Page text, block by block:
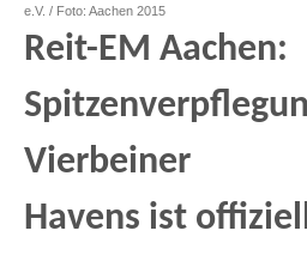
e.V. / Foto: Aachen 2015
Reit-EM Aachen:
Vierbeiner
Havens ist